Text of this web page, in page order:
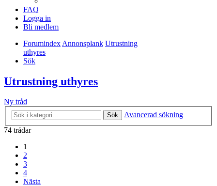
FAQ
Logga in
Bli medlem
Forumindex Annonsplank Utrustning
uthyres
Sök
Utrustning uthyres
Ny tråd
Sök
Avancerad sökning
74 trådar
1
2
3
4
Nästa